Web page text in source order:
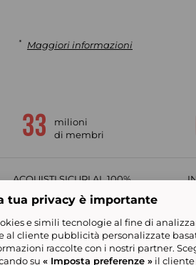
* Maggiori informazioni
milioni
di membri
ACQUISTI SICURI AL 100%
tua privacy è importante
e simili tecnologie al fine di
al cliente pubblicità personalizzate
raccolte con i nostri partner.
su « Imposta preferenze » il cliente